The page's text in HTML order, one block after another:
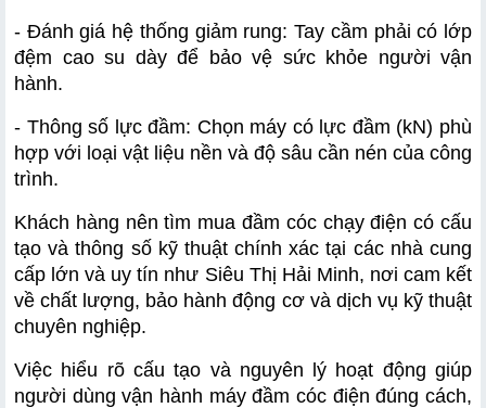
- Đánh giá hệ thống giảm rung: Tay cầm phải có lớp
đệm cao su dày để bảo vệ sức khỏe người vận
hành.
- Thông số lực đầm: Chọn máy có lực đầm (kN) phù
hợp với loại vật liệu nền và độ sâu cần nén của công
trình.
Khách hàng nên tìm mua đầm cóc chạy điện có cấu
tạo và thông số kỹ thuật chính xác tại các nhà cung
cấp lớn và uy tín như Siêu Thị Hải Minh, nơi cam kết
về chất lượng, bảo hành động cơ và dịch vụ kỹ thuật
chuyên nghiệp.
Việc hiểu rõ cấu tạo và nguyên lý hoạt động giúp
người dùng vận hành máy đầm cóc điện đúng cách,